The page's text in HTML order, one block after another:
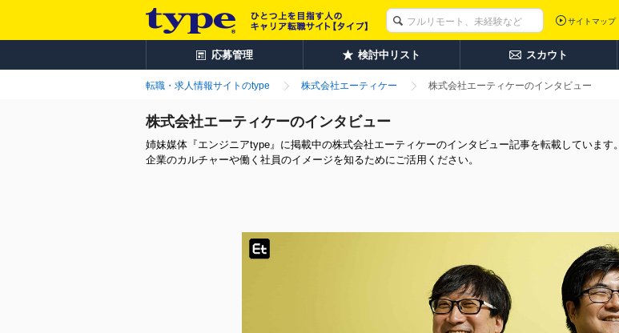
サイトマップ
応募管理 検討中リスト スカウト
転職・求人情報サイトのtype 株式会社エーティケー 株式会社エーティケーのインタビュー
株式会社エーティケーのインタビュー
姉妹媒体『エンジニアtype』に掲載中の株式会社エーティケーのインタビュー記事を転載しています。
企業のカルチャーや働く社員のイメージを知るためにご活用ください。